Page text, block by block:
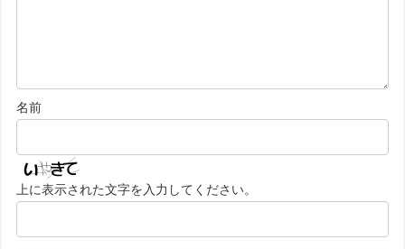
名前
上に表示された文字を入力してください。